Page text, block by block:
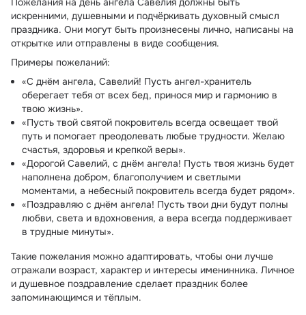
искренними, душевными и подчёркивать духовный смысл
праздника. Они могут быть произнесены лично, написаны на
открытке или отправлены в виде сообщения.
Примеры пожеланий:
«С днём ангела, Савелий! Пусть ангел-хранитель
оберегает тебя от всех бед, принося мир и гармонию в
твою жизнь».
«Пусть твой святой покровитель всегда освещает твой
путь и помогает преодолевать любые трудности. Желаю
счастья, здоровья и крепкой веры».
«Дорогой Савелий, с днём ангела! Пусть твоя жизнь будет
наполнена добром, благополучием и светлыми
моментами, а небесный покровитель всегда будет рядом».
«Поздравляю с днём ангела! Пусть твои дни будут полны
любви, света и вдохновения, а вера всегда поддерживает
в трудные минуты».
Такие пожелания можно адаптировать, чтобы они лучше
отражали возраст, характер и интересы именинника. Личное
и душевное поздравление сделает праздник более
запоминающимся и тёплым.